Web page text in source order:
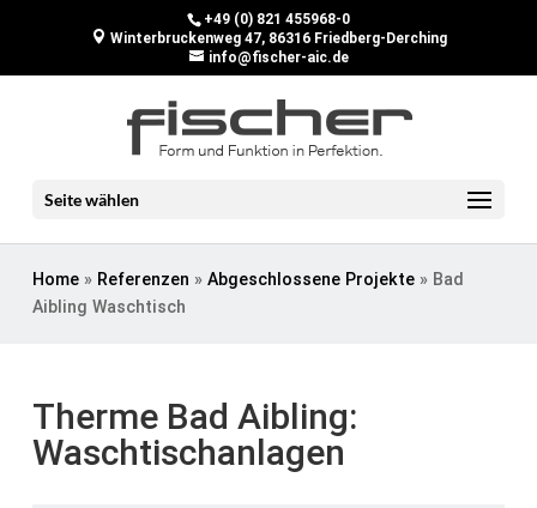
+49 (0) 821 455968-0
Winterbruckenweg 47, 86316 Friedberg-Derching
info@fischer-aic.de
Seite wählen
Home» Referenzen » Abgeschlossene Projekte» Bad
Aibling Waschtisch
Therme Bad Aibling:
Waschtischanlagen